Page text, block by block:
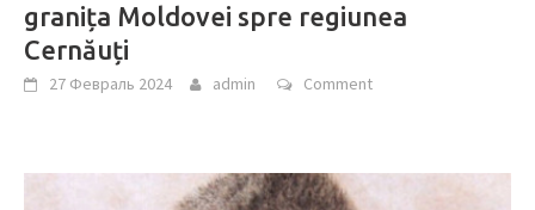
granița Moldovei spre regiunea
Cernăuți
27 Февраль 2024 admin Comment